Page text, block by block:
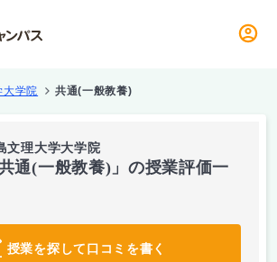
大学院 共通(一般教養)
文理大学大学院
共通(一般教養)」の授業評価一
授業を探して口コミを書く